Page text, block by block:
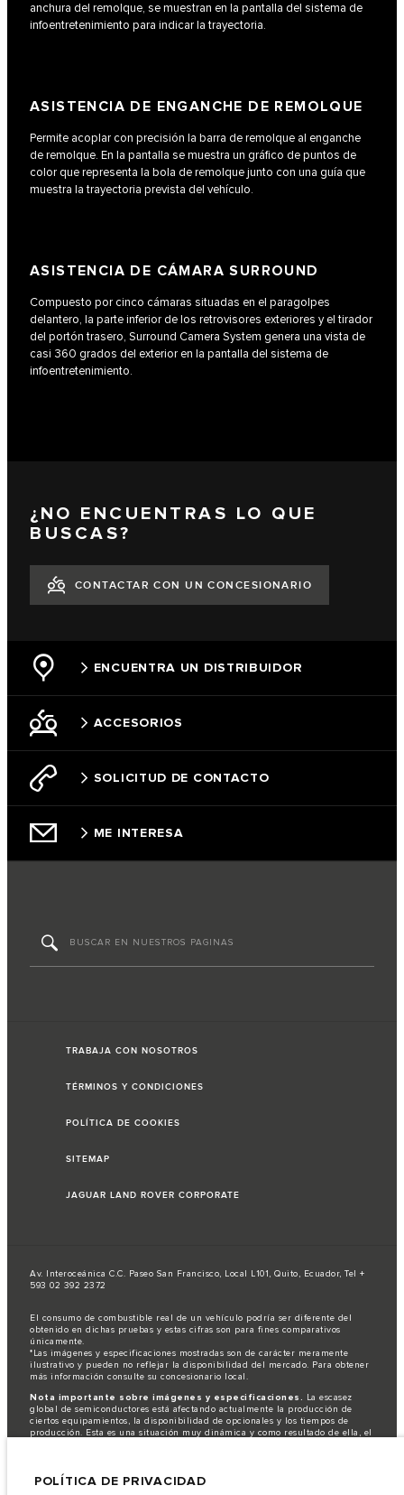
anchura del remolque, se muestran en la pantalla del sistema de
infoentretenimiento para indicar la trayectoria.
ASISTENCIA DE ENGANCHE DE REMOLQUE
Permite acoplar con precisión la barra de remolque al enganche
de remolque. En la pantalla se muestra un gráfico de puntos de
color que representa la bola de remolque junto con una guía que
muestra la trayectoria prevista del vehículo.
ASISTENCIA DE CÁMARA SURROUND
Compuesto por cinco cámaras situadas en el paragolpes
delantero, la parte inferior de los retrovisores exteriores y el tirador
del portón trasero, Surround Camera System genera una vista de
casi 360 grados del exterior en la pantalla del sistema de
infoentretenimiento.
¿NO ENCUENTRAS LO QUE
BUSCAS?
CONTACTAR CON UN CONCESIONARIO
ENCUENTRA UN DISTRIBUIDOR
ACCESORIOS
SOLICITUD DE CONTACTO
ME INTERESA
TRABAJA CON NOSOTROS
TÉRMINOS Y CONDICIONES
POLÍTICA DE COOKIES
SITEMAP
JAGUAR LAND ROVER CORPORATE
Av. Interoceánica C.C. Paseo San Francisco, Local L101, Quito, Ecuador, Tel +
593 02 392 2372
El consumo de combustible real de un vehículo podría ser diferente del
obtenido en dichas pruebas y estas cifras son para fines comparativos
únicamente.
*Las imágenes y especificaciones mostradas son de carácter meramente
ilustrativo y pueden no reflejar la disponibilidad del mercado. Para obtener
más información consulte su concesionario local.
Nota importante sobre imágenes y especificaciones. La escasez
global de semiconductores está afectando actualmente la producción de
ciertos equipamientos, la disponibilidad de opcionales y los tiempos de
producción. Esta es una situación muy dinámica y como resultado de ella, el
distribuidor de su preferencia, quien podrá dar a conocer las restricciones
POLÍTICA DE PRIVACIDAD